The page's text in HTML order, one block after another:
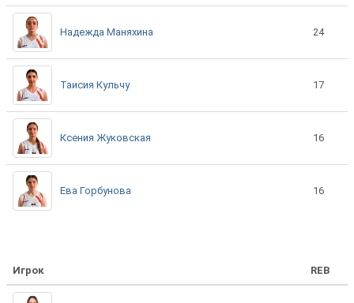
Надежда Маняхина 24
Таисия Кульчу 17
Ксения Жуковская 16
Ева Горбунова 16
Игрок REB